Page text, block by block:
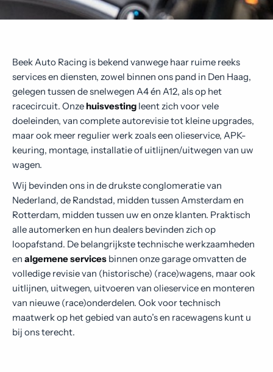
Contact
Beek Auto Racing is bekend vanwege haar ruime reeks
services en diensten, zowel binnen ons pand in Den Haag,
gelegen tussen de snelwegen A4 én A12, als op het
racecircuit. Onze huisvesting leent zich voor vele
doeleinden, van complete autorevisie tot kleine upgrades,
maar ook meer regulier werk zoals een olieservice, APK-
keuring, montage, installatie of uitlijnen/uitwegen van uw
wagen.
Wij bevinden ons in de drukste conglomeratie van
Nederland, de Randstad, midden tussen Amsterdam en
Rotterdam, midden tussen uw en onze klanten. Praktisch
alle automerken en hun dealers bevinden zich op
loopafstand. De belangrijkste technische werkzaamheden
en algemene services binnen onze garage omvatten de
volledige revisie van (historische) (race)wagens, maar ook
uitlijnen, uitwegen, uitvoeren van olieservice en monteren
van nieuwe (race)onderdelen. Ook voor technisch
maatwerk op het gebied van auto’s en racewagens kunt u
bij ons terecht.